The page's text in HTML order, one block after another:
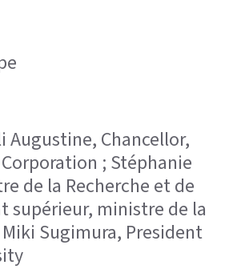
Augustine, Chancellor,
; Stéphanie
de la Recherche et de
supérieur, ministre de la
Sugimura, President